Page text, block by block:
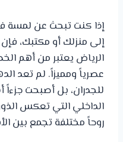
إذا كنت تبحث عن لمسة
إلى منزلك أو مكتبك،
الرياض يعتبر من أهم
عصرياً ومميزاً. لم تعد
للجدران، بل أصبحت
الداخلي التي تعكس
روحاً مختلفة تجمع بين